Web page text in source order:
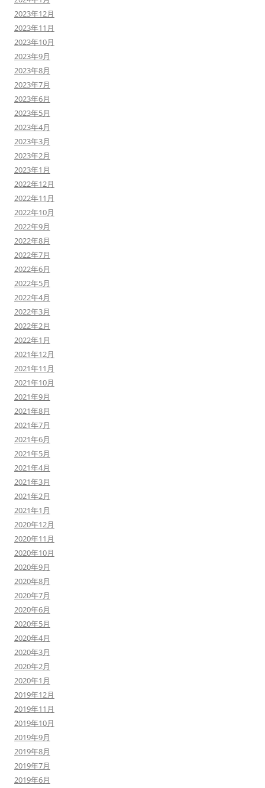
2023年12月
2023年11月
2023年10月
2023年9月
2023年8月
2023年7月
2023年6月
2023年5月
2023年4月
2023年3月
2023年2月
2023年1月
2022年12月
2022年11月
2022年10月
2022年9月
2022年8月
2022年7月
2022年6月
2022年5月
2022年4月
2022年3月
2022年2月
2022年1月
2021年12月
2021年11月
2021年10月
2021年9月
2021年8月
2021年7月
2021年6月
2021年5月
2021年4月
2021年3月
2021年2月
2021年1月
2020年12月
2020年11月
2020年10月
2020年9月
2020年8月
2020年7月
2020年6月
2020年5月
2020年4月
2020年3月
2020年2月
2020年1月
2019年12月
2019年11月
2019年10月
2019年9月
2019年8月
2019年7月
2019年6月